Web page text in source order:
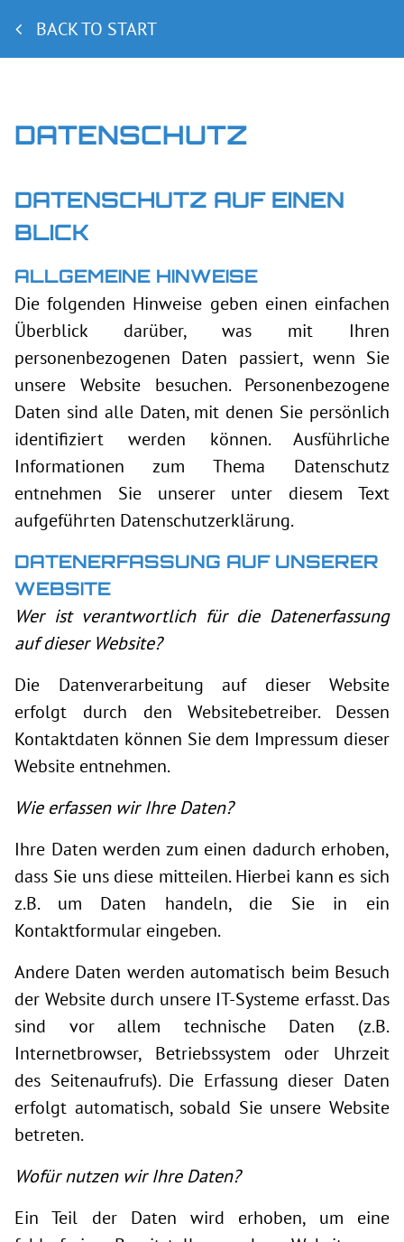
BACK TO START
DATENSCHUTZ
DATENSCHUTZ AUF EINEN
BLICK
ALLGEMEINE HINWEISE
Die folgenden Hinweise geben einen einfachen
Überblick darüber, was mit Ihren
personenbezogenen Daten passiert, wenn Sie
unsere Website besuchen. Personenbezogene
Daten sind alle Daten, mit denen Sie persönlich
identifiziert werden können. Ausführliche
Informationen zum Thema Datenschutz
entnehmen Sie unserer unter diesem Text
aufgeführten Datenschutzerklärung.
DATENERFASSUNG AUF UNSERER
WEBSITE
Wer ist verantwortlich für die Datenerfassung
auf dieser Website?
Die Datenverarbeitung auf dieser Website
erfolgt durch den Websitebetreiber. Dessen
Kontaktdaten können Sie dem Impressum dieser
Website entnehmen.
Wie erfassen wir Ihre Daten?
Ihre Daten werden zum einen dadurch erhoben,
dass Sie uns diese mitteilen. Hierbei kann es sich
z.B. um Daten handeln, die Sie in ein
Kontaktformular eingeben.
Andere Daten werden automatisch beim Besuch
der Website durch unsere IT-Systeme erfasst. Das
sind vor allem technische Daten (z.B.
Internetbrowser, Betriebssystem oder Uhrzeit
des Seitenaufrufs). Die Erfassung dieser Daten
erfolgt automatisch, sobald Sie unsere Website
betreten.
Wofür nutzen wir Ihre Daten?
Ein Teil der Daten wird erhoben, um eine